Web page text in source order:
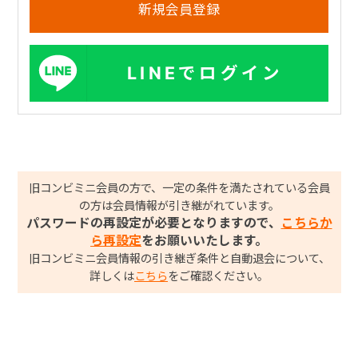
LINEでログイン
旧コンビミニ会員の方で、一定の条件を満たされている会員
の方は会員情報が引き継がれています。
パスワードの再設定が必要となりますので、
こちらか
ら再設定をお願いいたします。
旧コンビミニ会員情報の引き継ぎ条件と自動退会について、
詳しくはこちら をご確認ください。